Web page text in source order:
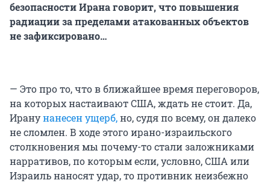
безопасности Ирана говорит, что повышения
радиации за пределами атакованных объектов
не зафиксировано…
— Это про то, что в ближайшее время переговоров,
на которых настаивают США, ждать не стоит. Да,
Иранунанесен ущерб,но, судя по всему, он далеко
не сломлен. В ходе этого ирано-израильского
столкновения мы почему-то стали заложниками
нарративов, по которым если, условно, США или
Израиль наносят удар, то противник неизбежно